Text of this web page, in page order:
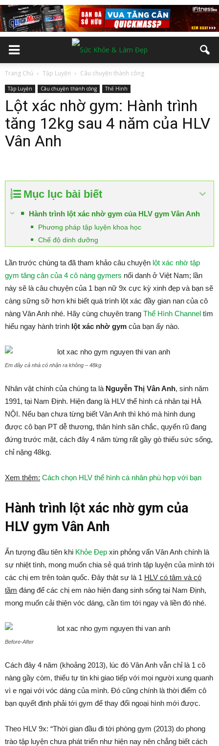
Trang Chủ Tập Luyện Câu chuyện thành công
Tập Luyện Câu chuyện thành công Thể Hình
Lột xác nhờ gym: Hành trình
tăng 12kg sau 4 năm của HLV
Vân Anh
Mục lục bài biết
Hành trình lột xác nhờ gym của HLV gym Vân Anh
Phương pháp tập luyện khoa học
Chế độ dinh dưỡng
Lần trước chúng ta đã tham khảo câu chuyện lột xác nhờ tập
gym tăng cân của 4 cô nàng gymers nổi danh ở Việt Nam; lần
này sẽ là câu chuyện của 1 bạn nữ 9x cực kỳ xinh đẹp và bạn sẽ
càng sững sỡ hơn khi biết quá trình lột xác đầy gian nan của cô
nàng Vân Anh nhé. Hãy cùng chuyên trang Thể Hình Channel tìm
hiểu ngay hành trình lột xác nhờ gym của bạn ấy nào.
Em đây cả nhà có nhận ra không – 48kg
Nhân vật chính của chúng ta là Nguyễn Thị Vân Anh, sinh năm
1991, tại Nam Định. Hiện đang là HLV thể hình cá nhân tại HÀ
NỘI. Nếu bạn chưa từng biết Vân Anh thì khó mà hình dung
được cô bạn PT dễ thương, thân hình săn chắc, quyến rũ đang
đứng trước mặt, cách đây 4 năm từng rất gầy gò thiếu sức sống,
chỉ nặng 48kg.
Xem thêm: Cách chọn HLV thể hình cá nhân phù hợp với bạn
Hành trình lột xác nhờ gym của
HLV gym Vân Anh
Ấn tượng đầu tiên khi Khỏe Đẹp xin phỏng vấn Vân Anh chính là
sự nhiệt tình, mong muốn chia sẻ quá trình tập luyện của mình tới
các chị em trên toàn quốc. Đây thật sự là 1 HLV có tâm và có
tầm đáng để các chị em nào hiện đang sinh sống tại Nam Định,
mong muốn cải thiện vóc dáng, cần tìm tới ngay và liền đó nhé.
Before-After
Cách đây 4 năm (khoảng 2013), lúc đó Vân Anh vẫn chỉ là 1 cô
nàng gầy còm, thiếu tự tin khi giao tiếp với mọi người xung quanh
vì e ngại với vóc dáng của mình. Đó cũng chính là thời điểm cô
bạn quyết định phải tới gym để thay đổi ngoại hình mới được.
Theo HLV 9x: “Thời gian đầu đi tới phòng gym (2013) do phong
trào tập luyện chưa phát triển như hiện nay nên chẳng biết cách